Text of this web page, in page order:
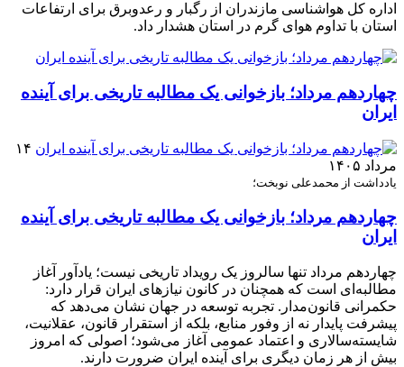
اداره کل هواشناسی مازندران از رگبار و رعدوبرق برای ارتفاعات
استان با تداوم هوای گرم در استان هشدار داد.
چهاردهم مرداد؛ بازخوانی یک مطالبه تاریخی برای آینده
ایران
۱۴
مرداد ۱۴۰۵
یادداشت از محمدعلی نوبخت؛
چهاردهم مرداد؛ بازخوانی یک مطالبه تاریخی برای آینده
ایران
چهاردهم مرداد تنها سالروز یک رویداد تاریخی نیست؛ یادآور آغاز
مطالبه‌ای است که همچنان در کانون نیازهای ایران قرار دارد:
حکمرانی قانون‌مدار. تجربه توسعه در جهان نشان می‌دهد که
پیشرفت پایدار نه از وفور منابع، بلکه از استقرار قانون، عقلانیت،
شایسته‌سالاری و اعتماد عمومی آغاز می‌شود؛ اصولی که امروز
بیش از هر زمان دیگری برای آینده ایران ضرورت دارند.